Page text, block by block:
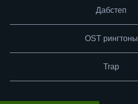
Дабстеп
OST рингтоны
Trap